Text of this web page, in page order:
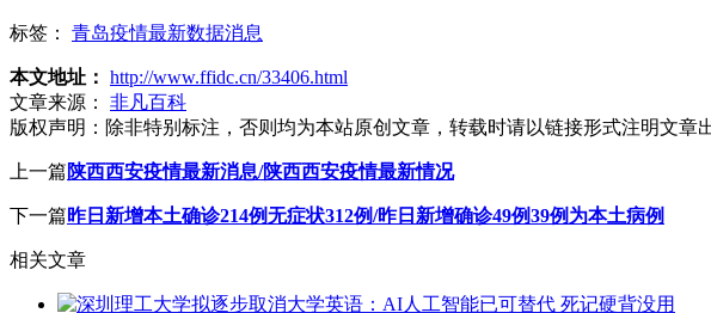
标签： 青岛疫情最新数据消息
本文地址： http://www.ffidc.cn/33406.html
文章来源：
非凡百科
版权声明： 除非特别标注，否则均为本站原创文章，转载时请以链接形式注明文章
上一篇陕西西安疫情最新消息/陕西西安疫情最新情况
下一篇昨日新增本土确诊214例无症状312例/昨日新增确诊49例39例为本土病例
相关文章